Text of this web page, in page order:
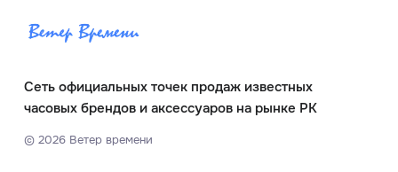
Сеть официальных точек продаж известных
часовых брендов и аксессуаров на рынке РК
© 2026Ветер времени